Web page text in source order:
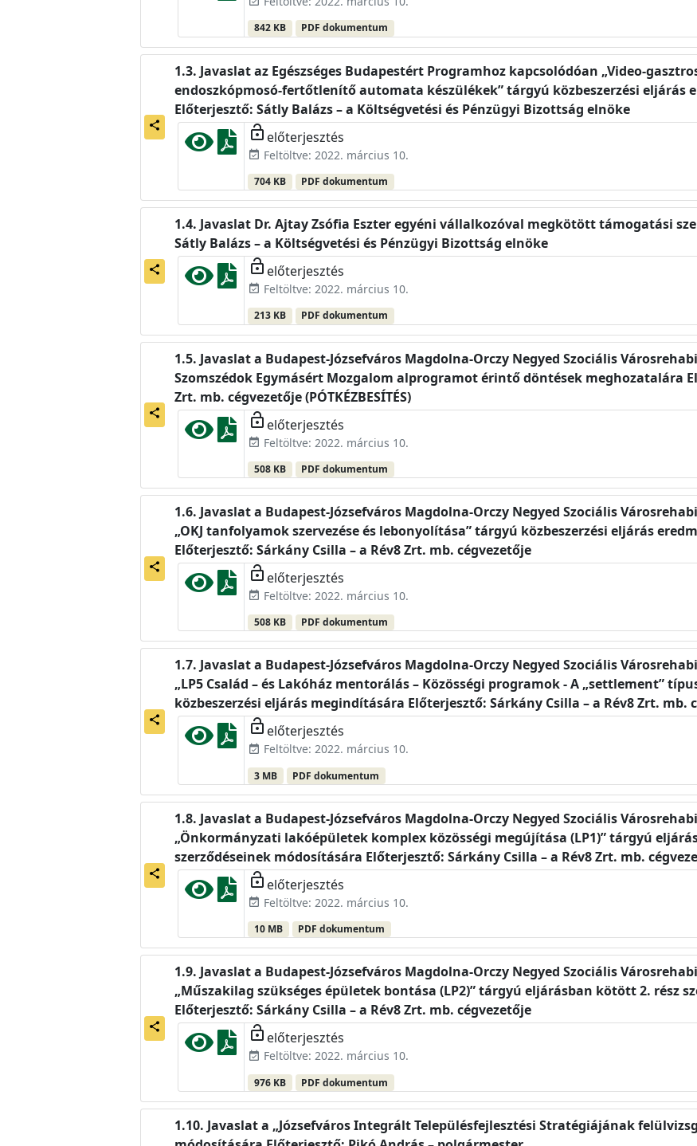
842 KB PDF dokumentum
share
Javaslat az Egészséges Budapestért Programhoz kapcsolódóan „Video-
endoszkópmosó-fertőtlenítő automata készülékek” tárgyú közbeszerzési eljárás
Előterjesztő: Sátly Balázs – a Költségvetési és Pénzügyi Bizottság elnöke
lock_open előterjesztés
event_available Feltöltve: 2022. március 10.
704 KB PDF dokumentum
share
Javaslat Dr. Ajtay Zsófia Eszter egyéni vállalkozóval megkötött támogatási
Sátly Balázs – a Költségvetési és Pénzügyi Bizottság elnöke
lock_open előterjesztés
event_available Feltöltve: 2022. március 10.
213 KB PDF dokumentum
share
Javaslat a Budapest-Józsefváros Magdolna-Orczy Negyed Szociális
Szomszédok Egymásért Mozgalom alprogramot érintő döntések meghozatalára
Zrt. mb. cégvezetője (PÓTKÉZBESÍTÉS)
lock_open előterjesztés
event_available Feltöltve: 2022. március 10.
508 KB PDF dokumentum
share
Javaslat a Budapest-Józsefváros Magdolna-Orczy Negyed Szociális
„OKJ tanfolyamok szervezése és lebonyolítása” tárgyú közbeszerzési eljárás
Előterjesztő: Sárkány Csilla – a Rév8 Zrt. mb. cégvezetője
lock_open előterjesztés
event_available Feltöltve: 2022. március 10.
508 KB PDF dokumentum
share
Javaslat a Budapest-Józsefváros Magdolna-Orczy Negyed Szociális
„LP5 Család – és Lakóház mentorálás – Közösségi programok - A „settlement”
közbeszerzési eljárás megindítására Előterjesztő: Sárkány Csilla – a Rév8 Zrt. mb.
lock_open előterjesztés
event_available Feltöltve: 2022. március 10.
3 MB PDF dokumentum
share
Javaslat a Budapest-Józsefváros Magdolna-Orczy Negyed Szociális
„Önkormányzati lakóépületek komplex közösségi megújítása (LP1)” tárgyú
szerződéseinek módosítására Előterjesztő: Sárkány Csilla – a Rév8 Zrt. mb.
lock_open előterjesztés
event_available Feltöltve: 2022. március 10.
10 MB PDF dokumentum
share
Javaslat a Budapest-Józsefváros Magdolna-Orczy Negyed Szociális
„Műszakilag szükséges épületek bontása (LP2)” tárgyú eljárásban kötött 2. rész
Előterjesztő: Sárkány Csilla – a Rév8 Zrt. mb. cégvezetője
lock_open előterjesztés
event_available Feltöltve: 2022. március 10.
976 KB PDF dokumentum
Javaslat a „Józsefváros Integrált Településfejlesztési Stratégiájának